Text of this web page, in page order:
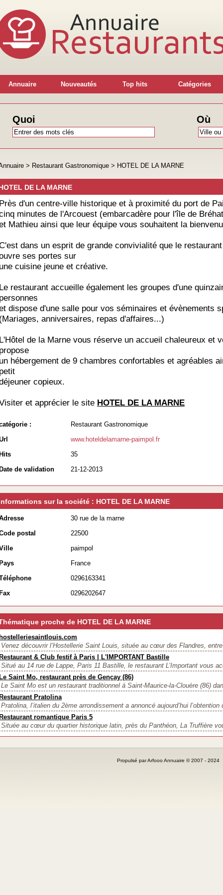
Annuaire Nouveautés Top hits Catégories
Quoi Où
> Restaurant Gastronomique > HOTEL DE LA MARNE
DE LA MARNE
d'un centre-ville historique et à proximité du port de
minutes de l'Arcouest (embarcadère pour l'île de
Mathieu ainsi que leur équipe vous souhaitent la
dans un esprit de grande convivialité que le
ses portes sur
cuisine jeune et créative.
restaurant accueille également les groupes d'une
dispose d'une salle pour vos séminaires et évènements
anniversaires, repas d'affaires...)
de la Marne vous réserve un accueil chaleureux et
hébergement de 9 chambres confortables et agréables
copieux.
et apprécier le site HOTEL DE LA MARNE
:
Restaurant Gastronomique
www.hoteldelamarne-paimpol.fr
35
de validation
21-12-2013
sur la société : HOTEL DE LA MARNE
30 rue de la marne
postal
22500
paimpol
France
0296163341
0296202647
proche de HOTEL DE LA MARNE
Venez découvrir l’Hostellerie Saint Louis, située au cœur des Flandres,
& Club festif à Paris | L'IMPORTANT Bastille
Situé au 14 rue de Lappe, Paris 11 Bastille, le restaurant L’Important vous
Saint Mo, restaurant près de Gençay (86)
Le Saint Mo est un restaurant traditionnel à Saint-Maurice-la-Clouère (86)
Pratolina
Pratolina, l’italien du 2ème arrondissement a annoncé aujourd’hui l’obtention
romantique Paris 5
Située au cœur du quartier historique latin, près du Panthéon, La Truffière
Propulsé par Arfooo Annuaire © 2007 -